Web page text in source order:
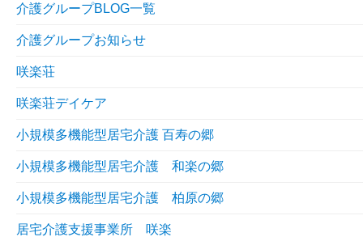
介護グループBLOG一覧
介護グループお知らせ
咲楽荘
咲楽荘デイケア
小規模多機能型居宅介護 百寿の郷
小規模多機能型居宅介護 和楽の郷
小規模多機能型居宅介護 柏原の郷
居宅介護支援事業所 咲楽